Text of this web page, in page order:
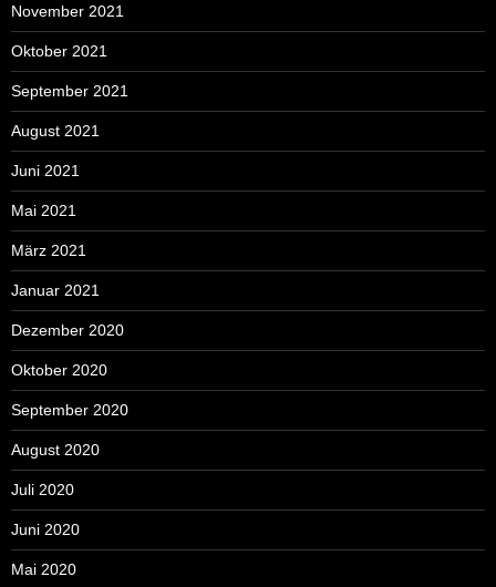
November 2021
Oktober 2021
September 2021
August 2021
Juni 2021
Mai 2021
März 2021
Januar 2021
Dezember 2020
Oktober 2020
September 2020
August 2020
Juli 2020
Juni 2020
Mai 2020